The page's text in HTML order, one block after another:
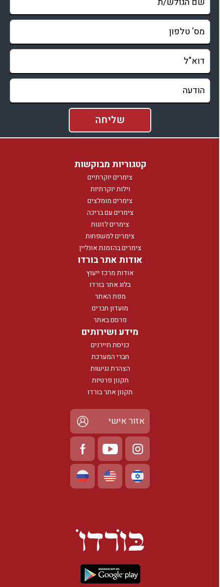
קטגוריות מבוקשות
צימרים יוקרתיים
וילות יוקרתיות
צימרים מומלצים
צימרים עם בריכה
צימרים לזוגות
צימרים למשפחות
צימרים בהזמנת אונליין
אודות אתר בורדו
אודות מרכז ייעוץ
בלוג אתר בורדו
מפת האתר
מועדון חברים
פרסם באתר
מידע ושירותים
כניסת תיירנים
חברי המערכת
הצהרת נגישות
תקנון פרטיות
תקנון אתר בורדו
אזור אישי